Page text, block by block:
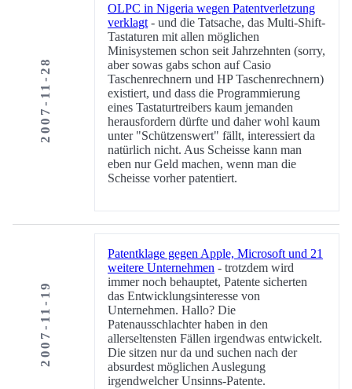
2007-11-28
OLPC in Nigeria wegen Patentverletzung
verklagt - und die Tatsache, das Multi-Shift-
Tastaturen mit allen möglichen
Minisystemen schon seit Jahrzehnten (sorry,
aber sowas gabs schon auf Casio
Taschenrechnern und HP Taschenrechnern)
existiert, und dass die Programmierung
eines Tastaturtreibers kaum jemanden
herausfordern dürfte und daher wohl kaum
unter "Schützenswert" fällt, interessiert da
natürlich nicht. Aus Scheisse kann man
eben nur Geld machen, wenn man die
Scheisse vorher patentiert.
2007-11-19
Patentklage gegen Apple, Microsoft und 21
weitere Unternehmen - trotzdem wird
immer noch behauptet, Patente sicherten
das Entwicklungsinteresse von
Unternehmen. Hallo? Die
Patenausschlachter haben in den
allerseltensten Fällen irgendwas entwickelt.
Die sitzen nur da und suchen nach der
absurdest möglichen Auslegung
irgendwelcher Unsinns-Patente.